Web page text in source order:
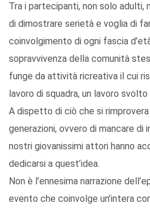
Tra i partecipanti, non solo adulti,
di dimostrare serietà e voglia di
coinvolgimento di ogni fascia
sopravvivenza della comunità
funge da attività ricreativa il cui
lavoro di squadra, un lavoro
A dispetto di ciò che si
generazioni, ovvero di mancare di
nostri giovanissimi attori hanno
dedicarsi a quest’idea.
Non è l’ennesima narrazione
evento che coinvolge un’intera